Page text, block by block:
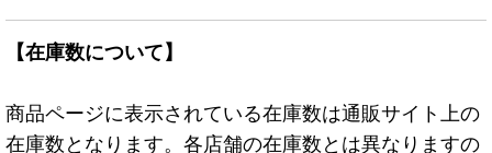
【在庫数について】
商品ページに表示されている在庫数は通販サイト上の
在庫数となります。各店舗の在庫数とは異なりますの